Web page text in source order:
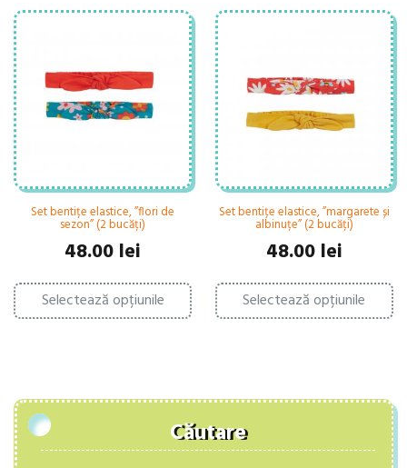
variații.
Opțiunile
pot
fi
alese
în
pagina
produsului.
fi
în
Set bentițe elastice, ”flori de
sezon” (2 bucăți)
48.00 lei
Selectează opțiunile
Acest
produs
are
pot
alese
în
Set bentițe elastice, ”margarete și
albinuțe” (2 bucăți)
48.00 lei
Selectează opțiunile
fi
în
Căutare